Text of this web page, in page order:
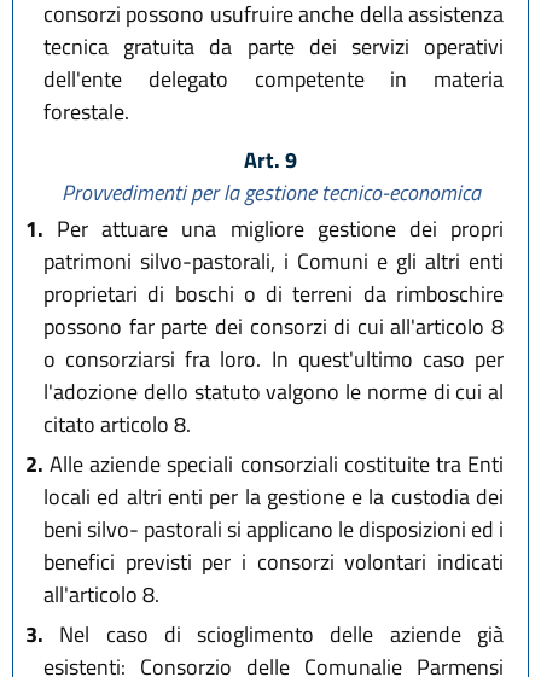
consorzi possono usufruire anche della assistenza
tecnica gratuita da parte dei servizi operativi
dell'ente delegato competente in materia
forestale.
Art. 9
Provvedimenti per la gestione tecnico-economica
1. Per attuare una migliore gestione dei propri
patrimoni silvo-pastorali, i Comuni e gli altri enti
proprietari di boschi o di terreni da rimboschire
possono far parte dei consorzi di cui all'articolo 8
o consorziarsi fra loro. In quest'ultimo caso per
l'adozione dello statuto valgono le norme di cui al
citato articolo 8.
2. Alle aziende speciali consorziali costituite tra Enti
locali ed altri enti per la gestione e la custodia dei
beni silvo- pastorali si applicano le disposizioni ed i
benefici previsti per i consorzi volontari indicati
all'articolo 8.
3. Nel caso di scioglimento delle aziende già
esistenti: Consorzio delle Comunalie Parmensi